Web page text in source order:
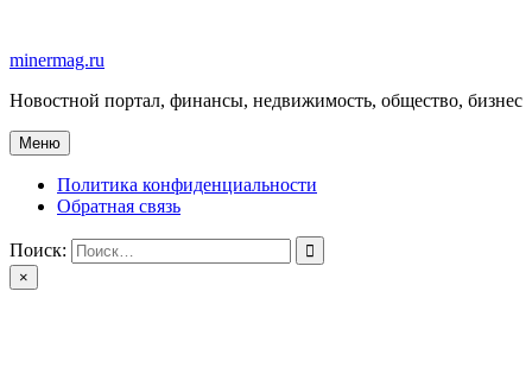
содержимому
minermag.ru
Новостной портал, финансы, недвижимость, общество, бизнес
Меню
Политика конфиденциальности
Обратная связь
Поиск:
×